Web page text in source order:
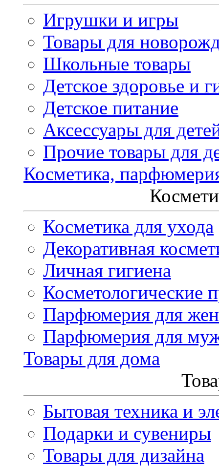
Игрушки и игры
Товары для
Школьные товары
Детское здоровье и
Детское питание
Аксессуары для
Прочие товары для
Косметика,
Косметика для ухода
Декоративная
Личная гигиена
Косметологические
Парфюмерия для
Парфюмерия для
Товары для дома
Бытовая техника и
Подарки и сувениры
Товары для дизайна